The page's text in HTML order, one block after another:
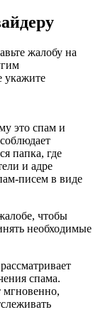
жалобу на
укажите
это спам и
папка, где
и адре
писем в виде
чтобы
необходимые
спама.
мгновенно,